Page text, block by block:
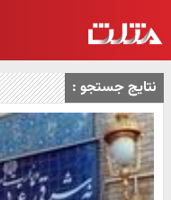
نتایج جستجو :